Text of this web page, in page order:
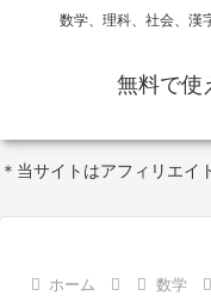
数学、理科、社会、漢
無料で使
＊当サイトはアフィリエイ
ホーム 数学